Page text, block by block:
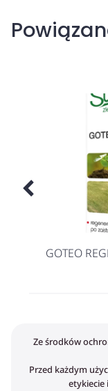
GOTEO
Ze środków
Przed każdym
etykiecie